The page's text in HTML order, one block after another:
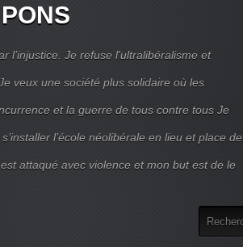
l’injustice. Je refuse l'ultralibéralisme et
veux une société plus solidaire où les
et la guerre de tous contre tous Je
l’école néolibérale en lieu et place de
attaqué avec violence et mon but est de le